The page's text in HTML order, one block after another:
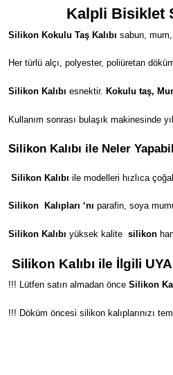
Kalpli Bisiklet
Silikon Kokulu Taş Kalıbı sabun,
Her türlü alçı, polyester, poliüretan
Silikon Kalıbı esnektir. Kokulu taş,
Kullanım sonrası bulaşık makinesinde
Silikon Kalıbı ile Neler
Silikon Kalıbı ile modelleri hızlıca
Silikon Kalıpları ‘nı parafin, soya
Silikon Kalıbı yüksek kalite silikon
Silikon Kalıbı ile İlgili
!!! Lütfen satın almadan önce Silikon
!!! Döküm öncesi silikon kalıplarınızı